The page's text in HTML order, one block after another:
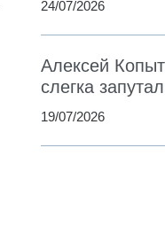
24/07/2026
Алексей
слегка
19/07/2026